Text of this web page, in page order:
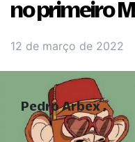
no primeiro
12 de março de 2022
Pedro Arbex